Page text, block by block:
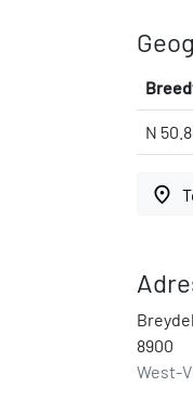
N
place
8900
West-